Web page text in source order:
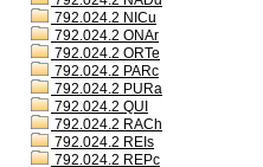
792.024.2 NICu
792.024.2 ONAr
792.024.2 ORTe
792.024.2 PARc
792.024.2 PURa
792.024.2 QUI
792.024.2 RACh
792.024.2 REIs
792.024.2 REPc